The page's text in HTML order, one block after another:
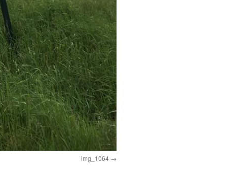
img_1064